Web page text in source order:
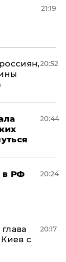
21:19
20:52
20:44
в РФ
20:24
с
20:17